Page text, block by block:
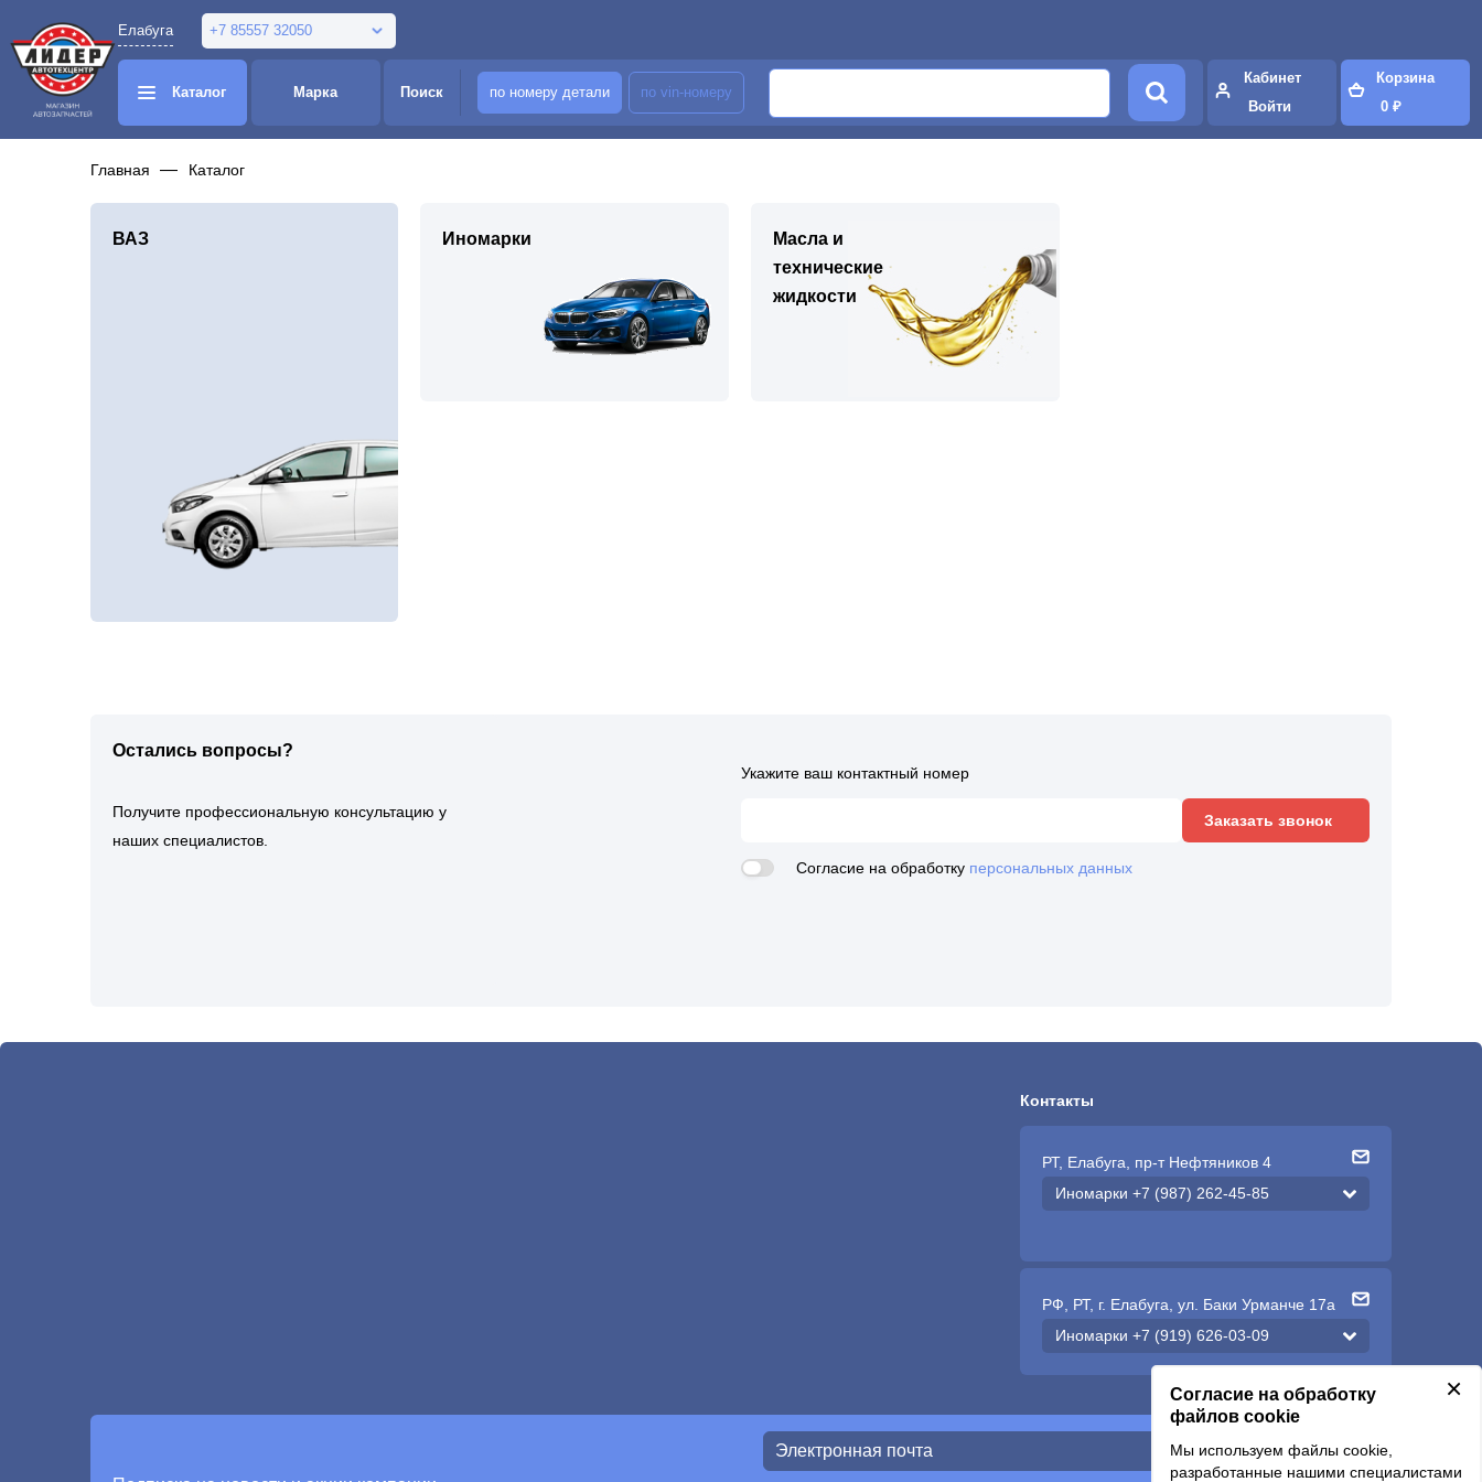
Елабуга +7 85557 32050
Каталог Марка Поиск по номеру детали по vin-номеру
Кабинет
Войти
Корзина
0 ₽
Главная Каталог
ВАЗ Иномарки
Масла и
технические
жидкости
Остались вопросы?
Получите профессиональную консультацию у
наших специалистов.
Укажите ваш контактный номер
Заказать звонок
Согласие на обработку персональных данных
Контакты
РТ, Елабуга, пр-т Нефтяников 4
Иномарки +7 (987) 262-45-85
РФ, РТ, г. Елабуга, ул. Баки Урманче 17а
Иномарки +7 (919) 626-03-09
Подписаться
×
Согласие на обработку
файлов cookie
Мы используем файлы cookie,
разработанные нашими специалистами